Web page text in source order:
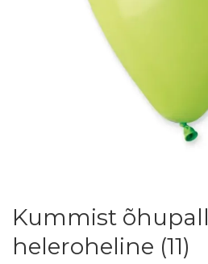
Kummist õhupall
heleroheline (11)